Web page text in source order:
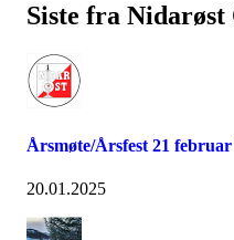
Siste fra
Årsmøte/Årsfest 21 februar
20.01.2025